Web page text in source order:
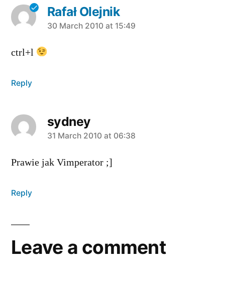
Rafał Olejnik
says:
30 March 2010 at 15:49
ctrl+l
Reply
sydney
says:
31 March 2010 at 06:38
Prawie jak Vimperator ;]
Reply
Leave a comment